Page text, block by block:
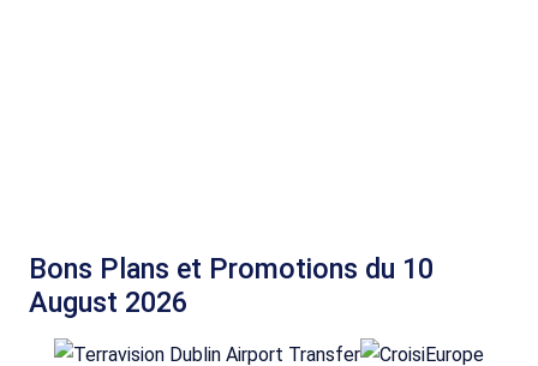
Bons Plans et Promotions du 10
August 2026